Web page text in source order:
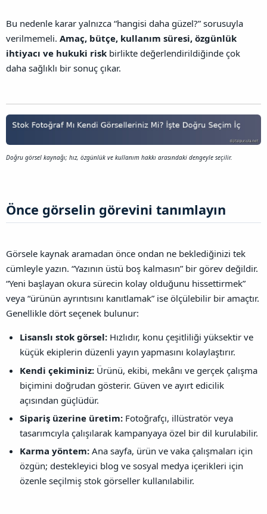
K
o
y
a
Bu nedenle karar yalnızca “hangisi daha güzel?” sorusuyla
verilmemeli. Amaç, bütçe, kullanım süresi, özgünlük
ihtiyacı ve hukuki risk birlikte değerlendirildiğinde çok
daha sağlıklı bir sonuç çıkar.
Doğru görsel kaynağı; hız, özgünlük ve kullanım hakkı arasındaki dengeyle seçilir.
Önce görselin görevini tanımlayın​
Görsele kaynak aramadan önce ondan ne beklediğinizi tek
cümleyle yazın. “Yazının üstü boş kalmasın” bir görev değildir.
“Yeni başlayan okura sürecin kolay olduğunu hissettirmek”
veya “ürünün ayrıntısını kanıtlamak” ise ölçülebilir bir amaçtır.
Genellikle dört seçenek bulunur:
Lisanslı stok görsel: Hızlıdır, konu çeşitliliği yüksektir ve
küçük ekiplerin düzenli yayın yapmasını kolaylaştırır.
Kendi çekiminiz: Ürünü, ekibi, mekânı ve gerçek çalışma
biçimini doğrudan gösterir. Güven ve ayırt edicilik
açısından güçlüdür.
Sipariş üzerine üretim: Fotoğrafçı, illüstratör veya
tasarımcıyla çalışılarak kampanyaya özel bir dil kurulabilir.
Karma yöntem: Ana sayfa, ürün ve vaka çalışmaları için
özgün; destekleyici blog ve sosyal medya içerikleri için
özenle seçilmiş stok görseller kullanılabilir.